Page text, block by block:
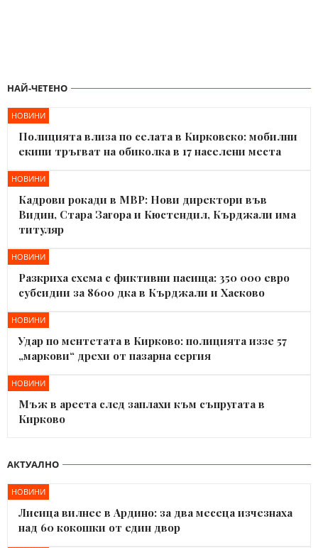
НАЙ-ЧЕТЕНО
НОВИНИ
Полицията влиза по селата в Кирковско: мобилни
екипи тръгват на обиколка в 17 населени места
НОВИНИ
Кадрови рокади в МВР: Нови директори във
Видин, Стара Загора и Кюстендил, Кърджали има
титуляр
НОВИНИ
Разкриха схема с фиктивни пасища: 350 000 евро
субсидии за 8600 дка в Кърджали и Хасково
НОВИНИ
Удар по ментетата в Кирково: полицията иззе 57
„маркови“ дрехи от пазарна сергия
НОВИНИ
Мъж в ареста след заплахи към съпругата в
Кирково
АКТУАЛНО
НОВИНИ
Лисица вилнее в Ардино: за два месеца изчезнаха
над 60 кокошки от един двор